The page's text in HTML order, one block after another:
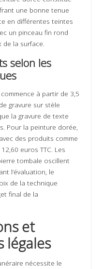
une bonne tenue
en différentes teintes
un pinceau fin rond
de la surface.
selon les
à partir de 3,5
gravure sur stèle
la gravure de texte
Pour la peinture dorée,
des produits comme
euros TTC. Les
tombale oscillent
l’évaluation, le
de la technique
final de la
et
légales
nécessite le